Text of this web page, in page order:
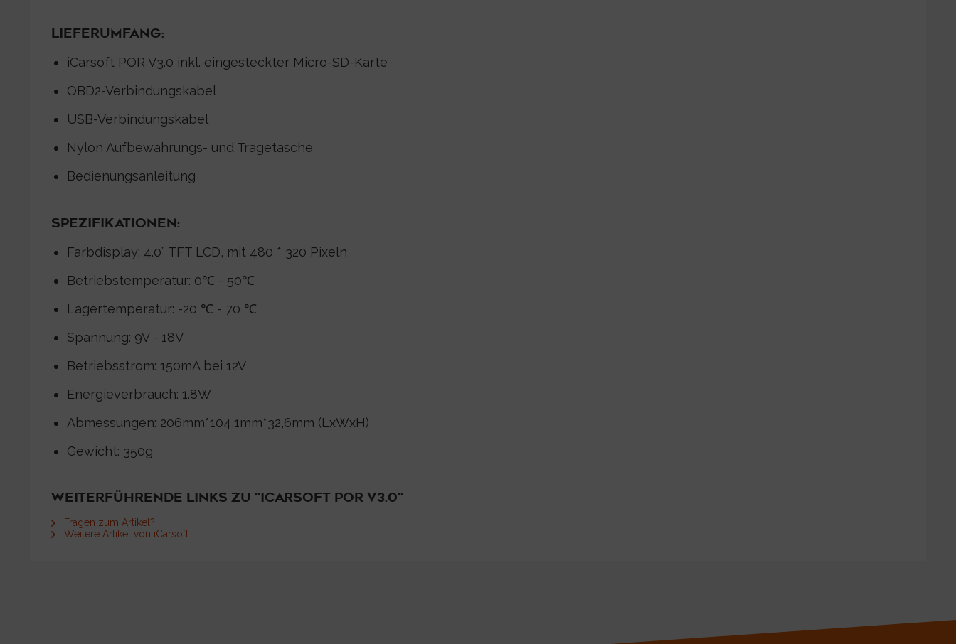
LIEFERUMFANG:
iCarsoft POR V3.0 inkl. eingesteckter Micro-SD-Karte
OBD2-Verbindungskabel
USB-Verbindungskabel
Nylon Aufbewahrungs- und Tragetasche
Bedienungsanleitung
SPEZIFIKATIONEN:
Farbdisplay: 4.0” TFT LCD, mit 480 * 320 Pixeln
Betriebstemperatur: 0℃ - 50℃
Lagertemperatur: -20 ℃ - 70 ℃
Spannung: 9V - 18V
Betriebsstrom: 150mA bei 12V
Energieverbrauch: 1.8W
Abmessungen: 206mm*104,1mm*32,6mm (LxWxH)
Gewicht: 350g
WEITERFÜHRENDE LINKS ZU "ICARSOFT POR V3.0"
Fragen zum Artikel?
Weitere Artikel von iCarsoft